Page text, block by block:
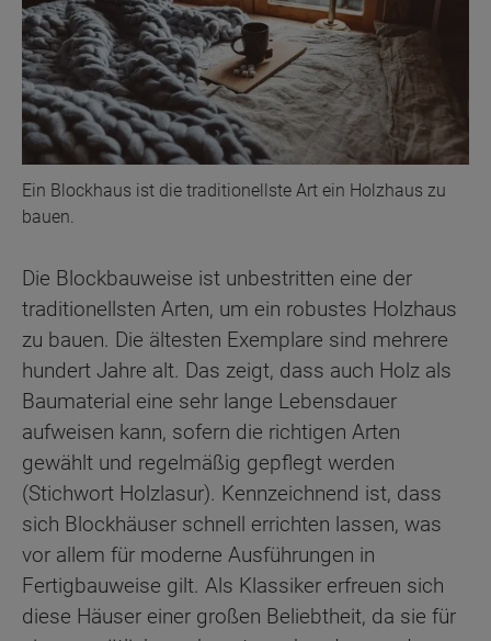
Ein Blockhaus ist die traditionellste Art ein Holzhaus zu
bauen.
Die Blockbauweise ist unbestritten eine der
traditionellsten Arten, um ein robustes Holzhaus
zu bauen. Die ältesten Exemplare sind mehrere
hundert Jahre alt. Das zeigt, dass auch Holz als
Baumaterial eine sehr lange Lebensdauer
aufweisen kann, sofern die richtigen Arten
gewählt und regelmäßig gepflegt werden
(Stichwort Holzlasur). Kennzeichnend ist, dass
sich Blockhäuser schnell errichten lassen, was
vor allem für moderne Ausführungen in
Fertigbauweise gilt. Als Klassiker erfreuen sich
diese Häuser einer großen Beliebtheit, da sie für